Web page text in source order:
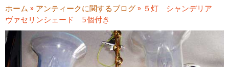
ン
ツ
へ
ス
ホーム » アンティークに関するブログ» ５灯 シャンデリア
ヴァセリンシェード 5個付き